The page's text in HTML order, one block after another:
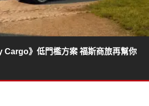
Cargo》低門檻方案 福斯商旅再幫你